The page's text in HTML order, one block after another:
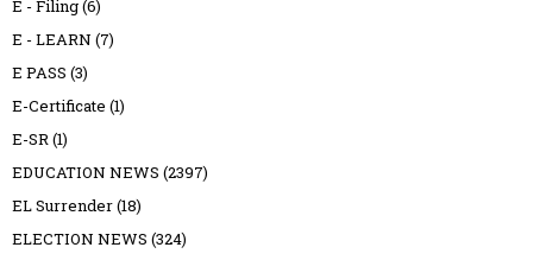
E - Filing(6)
E - LEARN (7)
E PASS (3)
E-Certificate (1)
E-SR(1)
EDUCATION NEWS (2397)
EL Surrender(18)
ELECTION NEWS (324)